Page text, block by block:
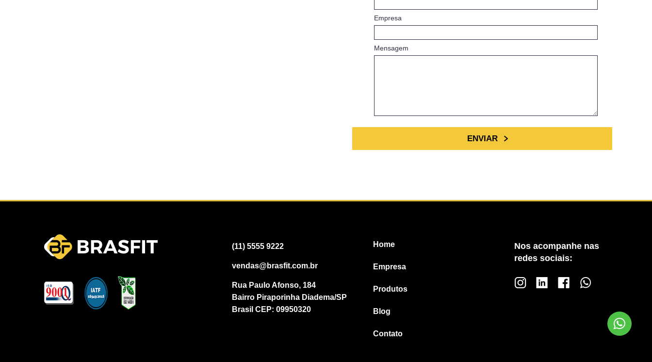
Empresa
Mensagem
(11) 5555 9222
vendas@brasfit.com.br
Rua Paulo Afonso, 184
Bairro Piraporinha Diadema/SP
Brasil CEP: 09950320
Home
Empresa
Produtos
Blog
Contato
Nos acompanhe nas
redes sociais: